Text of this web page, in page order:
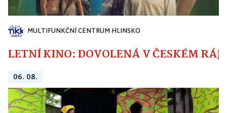
MULTIFUNKČNÍ CENTRUM HLINSKO
LETNÍ KINO: DOVOLENÁ V ČESKÉM RÁJI
06. 08.